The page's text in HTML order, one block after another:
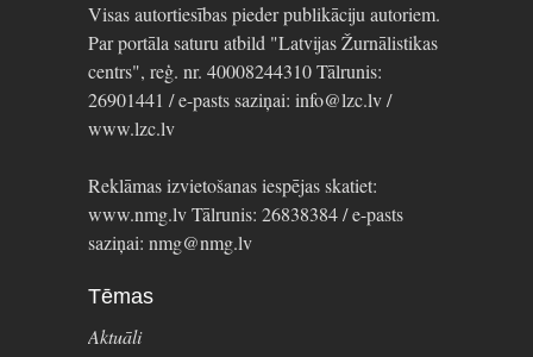
Visas autortiesības pieder publikāciju autoriem.
Par portāla saturu atbild "Latvijas Žurnālistikas
centrs", reģ. nr. 40008244310 Tālrunis:
26901441 / e-pasts saziņai: info@lzc.lv /
www.lzc.lv
Reklāmas izvietošanas iespējas skatiet:
www.nmg.lv Tālrunis: 26838384 / e-pasts
saziņai: nmg@nmg.lv
Tēmas
Aktuāli